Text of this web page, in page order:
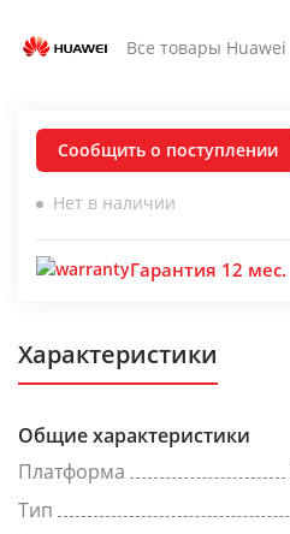
Все товары Huawei
Сообщить о поступлении
Нет в наличии
Гарантия 12 мес.
Характеристики
Общие характеристики
Платформа
Тип